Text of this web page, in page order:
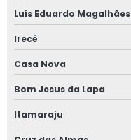
Luís Eduardo Magalhães
Irecê
Casa Nova
Bom Jesus da Lapa
Itamaraju